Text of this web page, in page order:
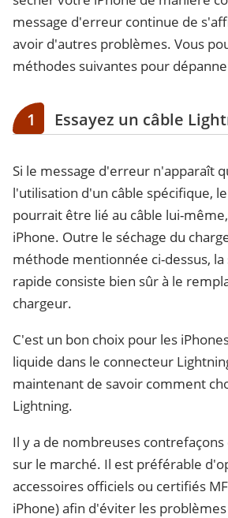
message d'erreur continue de
avoir d'autres problèmes. Vous
méthodes suivantes pour
1 Essayez un câble
Si le message d'erreur n'apparaît
l'utilisation d'un câble spécifique,
pourrait être lié au câble lui-
iPhone. Outre le séchage du
méthode mentionnée ci-dessus,
rapide consiste bien sûr à le
chargeur.
C'est un bon choix pour les
liquide dans le connecteur
maintenant de savoir comment
Lightning.
Il y a de nombreuses contrefaçons
sur le marché. Il est préférable
accessoires officiels ou certifiés
iPhone) afin d'éviter les